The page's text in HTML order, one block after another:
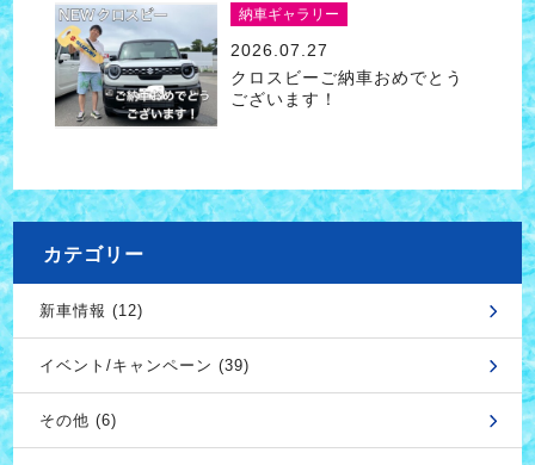
納車ギャラリー
2026.07.27
クロスビーご納車おめでとう
ございます！
カテゴリー
新車情報 (12)
イベント/キャンペーン (39)
その他 (6)